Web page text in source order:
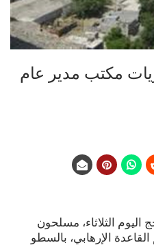
مكتب مدير عام
اليوم الثلاثاء، مسلحون
الإرهابي، بالسطو